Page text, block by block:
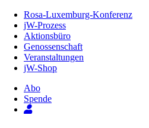
Inhalt
Seite
Rosa-Luxemburg-Konferenz
jW-Prozess
Aktionsbüro
Genossenschaft
Veranstaltungen
jW-Shop
Abo
Spende